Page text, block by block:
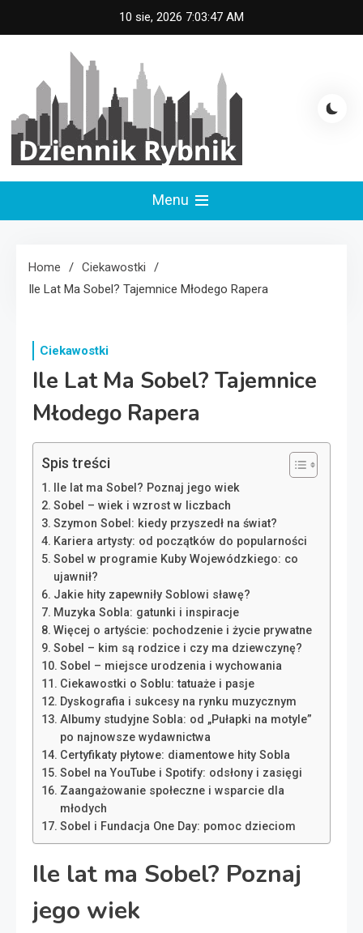
to
10 sie, 2026 7:03:48 AM
Dziennik Rybnik
Menu
Home
Ciekawostki
Ile Lat Ma Sobel? Tajemnice Młodego Rapera
Ciekawostki
Ile Lat Ma Sobel? Tajemnice
Młodego Rapera
Spis treści
Ile lat ma Sobel? Poznaj jego wiek
Sobel – wiek i wzrost w liczbach
Szymon Sobel: kiedy przyszedł na świat?
Kariera artysty: od początków do popularności
Sobel w programie Kuby Wojewódzkiego: co
ujawnił?
Jakie hity zapewniły Soblowi sławę?
Muzyka Sobla: gatunki i inspiracje
Więcej o artyście: pochodzenie i życie prywatne
Sobel – kim są rodzice i czy ma dziewczynę?
Sobel – miejsce urodzenia i wychowania
Ciekawostki o Soblu: tatuaże i pasje
Dyskografia i sukcesy na rynku muzycznym
Albumy studyjne Sobla: od „Pułapki na motyle”
po najnowsze wydawnictwa
Certyfikaty płytowe: diamentowe hity Sobla
Sobel na YouTube i Spotify: odsłony i zasięgi
Zaangażowanie społeczne i wsparcie dla
młodych
Sobel i Fundacja One Day: pomoc dzieciom
Ile lat ma Sobel? Poznaj
jego wiek